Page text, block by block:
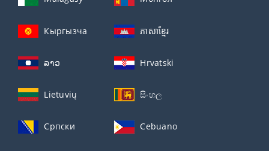
Кыргызча ភាសាខ្មែរ
ລາວ Hrvatski
Lietuvių සිංහල
Српски Cebuano